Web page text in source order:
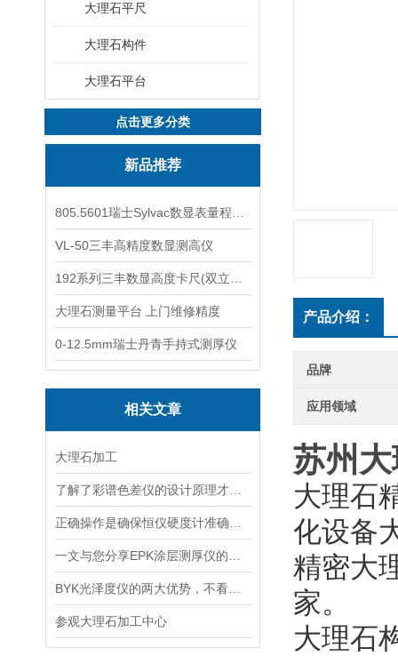
大理石平尺
大理石构件
大理石平台
点击更多分类
新品推荐
VL-50三丰高精度数显测高仪
大理石测量平台 上门维修精度
0-12.5mm瑞士丹青手持式测厚仪
相关文章
大理石加工
参观大理石加工中心
产品介绍：
品牌
应用领域
苏州
大理石
化设备
精密大
家。
大理石